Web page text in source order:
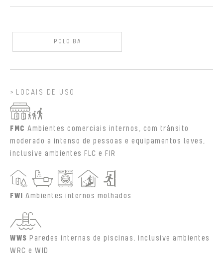
POLO BA
LOCAIS DE USO
FMC Ambientes comerciais internos, com trânsito
moderado a intenso de pessoas e equipamentos leves,
inclusive ambientes FLC e FIR
FWI Ambientes internos molhados
WWS Paredes internas de piscinas, inclusive ambientes
WRC e WID